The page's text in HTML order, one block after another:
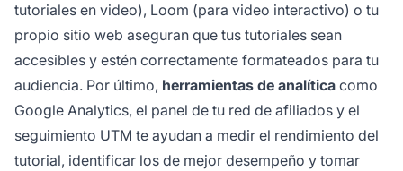
tutoriales en video), Loom (para video interactivo) o tu
propio sitio web aseguran que tus tutoriales sean
accesibles y estén correctamente formateados para tu
audiencia. Por último, herramientas de analítica como
Google Analytics, el panel de tu red de afiliados y el
seguimiento UTM te ayudan a medir el rendimiento del
tutorial, identificar los de mejor desempeño y tomar